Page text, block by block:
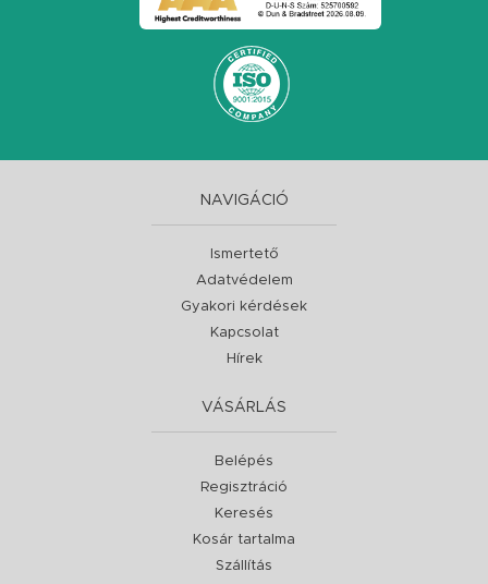
NAVIGÁCIÓ
Ismertető
Adatvédelem
Gyakori kérdések
Kapcsolat
Hírek
VÁSÁRLÁS
Belépés
Regisztráció
Keresés
Kosár tartalma
Szállítás